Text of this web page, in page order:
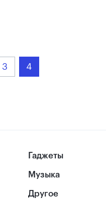
3 4
Гаджеты
Музыка
Другое